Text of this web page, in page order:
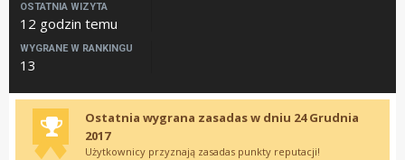
OSTATNIA WIZYTA
12 godzin temu
WYGRANE W RANKINGU
13
Ostatnia wygrana zasadas w dniu 24 Grudnia
2017
Użytkownicy przyznają zasadas punkty reputacji!